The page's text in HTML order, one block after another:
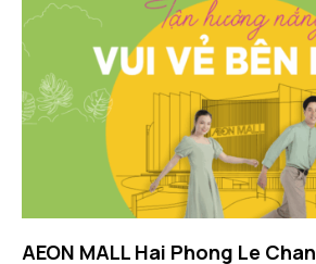
AEON MALL Hai Phong Le Chan